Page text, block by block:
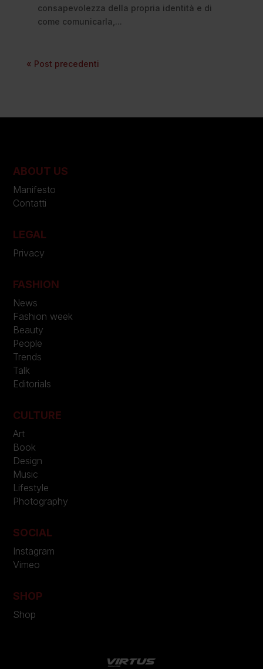
consapevolezza della propria identità e di
come comunicarla,...
« Post precedenti
ABOUT US
Manifesto
Contatti
LEGAL
Privacy
FASHION
News
Fashion week
Beauty
People
Trends
Talk
Editorials
CULTURE
Art
Book
Design
Music
Lifestyle
Photography
SOCIAL
Instagram
Vimeo
SHOP
Shop